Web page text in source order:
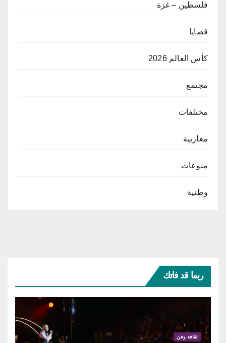
فلسطين – غزة
قضايا
كأس العالم 2026
مجتمع
مختلفات
مغاربية
منوعات
وطنية
ربما قد فاتك
ثقافة وفن